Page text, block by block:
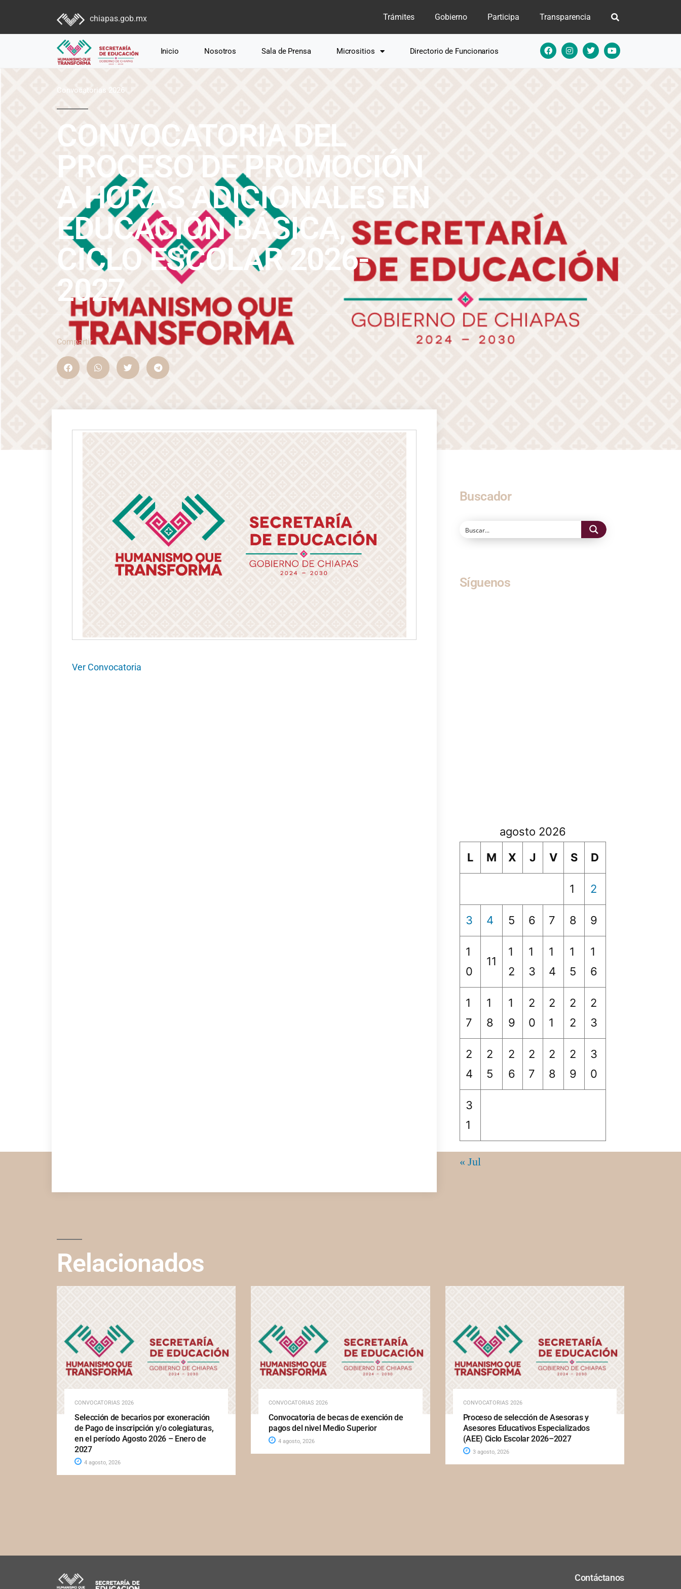
chiapas.gob.mx Trámites Gobierno Participa Transparencia
Inicio Nosotros Sala de Prensa Micrositios Directorio de Funcionarios
Convocatorias 2026
CONVOCATORIA DEL
PROCESO DE PROMOCIÓN
A HORAS ADICIONALES EN
EDUCACIÓN BÁSICA,
CICLO ESCOLAR 2026-
2027
Compartir
Ver Convocatoria
Buscador
Síguenos
agosto 2026
L
M X J V S D
1 2
3 4 5 6 7 8 9
1
0
11
1
2
1
3
1
4
1
5
1
6
1
7
1
8
1
9
2
0
2
1
2
2
2
3
2
4
2
5
2
6
2
7
2
8
2
9
3
0
3
1
« Jul
Relacionados
CONVOCATORIAS 2026
Selección de becarios por exoneración
de Pago de inscripción y/o colegiaturas,
en el período Agosto 2026 – Enero de
2027
4 agosto, 2026
CONVOCATORIAS 2026
Convocatoria de becas de exención de
pagos del nivel Medio Superior
4 agosto, 2026
CONVOCATORIAS 2026
Proceso de selección de Asesoras y
Asesores Educativos Especializados
(AEE) Ciclo Escolar 2026–2027
3 agosto, 2026
Contáctanos